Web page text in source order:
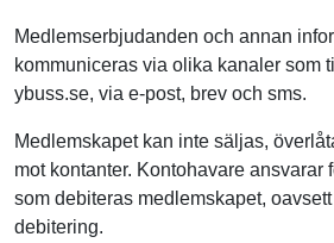
Medlemserbjudanden och annan
kommuniceras via olika kanaler som
ybuss.se, via e-post, brev och sms.
Medlemskapet kan inte säljas,
mot kontanter. Kontohavare ansvarar
som debiteras medlemskapet,
debitering.